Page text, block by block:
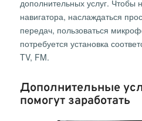
дополнительных услуг. Чтобы
навигатора, наслаждаться
передач, пользоваться
потребуется установка
TV, FM.
Дополнительные
помогут заработать